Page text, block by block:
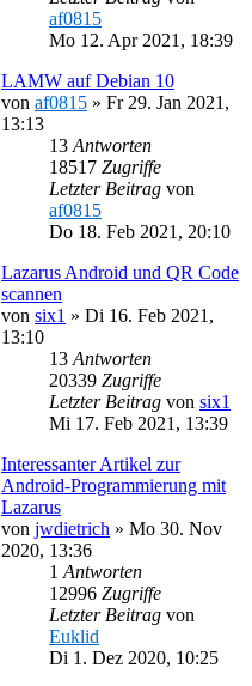
af0815
Mo 12. Apr 2021, 18:39
LAMW auf Debian 10
von af0815 » Fr 29. Jan 2021,
13:13
13 Antworten
18517 Zugriffe
Letzter Beitrag von
af0815
Do 18. Feb 2021, 20:10
Lazarus Android und QR Code
scannen
von six1 » Di 16. Feb 2021,
13:10
13 Antworten
20339 Zugriffe
Letzter Beitrag von six1
Mi 17. Feb 2021, 13:39
Interessanter Artikel zur
Android-Programmierung mit
Lazarus
von jwdietrich » Mo 30. Nov
2020, 13:36
1 Antworten
12996 Zugriffe
Letzter Beitrag von
Euklid
Di 1. Dez 2020, 10:25